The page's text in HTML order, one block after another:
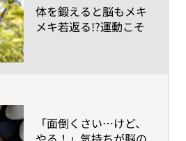
​体を鍛えると脳もメキ
メキ若返る!?運動こそ
​「面倒くさい…けど、